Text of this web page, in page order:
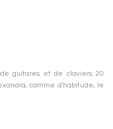
guitares et de claviers 20
comme d'habitude, le